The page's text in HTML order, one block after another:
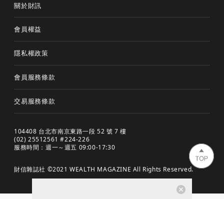
關於財訊
會員權益
隱私權政策
會員服務條款
交易服務條款
104408 台北市南京東路一段 52 號 7 樓
(02) 25512561 #224-226
服務時間：週一～週五 09:00-17:30
財信雜誌社 ©2021 WEALTH MAGAZINE All Rights Reserved.